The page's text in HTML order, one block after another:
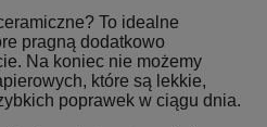
To idealne
pragną dodatkowo
Na koniec nie możemy
które są lekkie,
poprawek w ciągu dnia.